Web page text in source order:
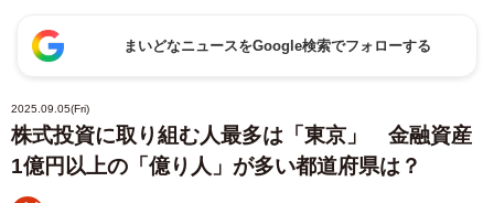
まいどなニュースをGoogle検索でフォローする
2025.09.05(Fri)
株式投資に取り組む人最多は「東京」 金融資産
1億円以上の「億り人」が多い都道府県は？